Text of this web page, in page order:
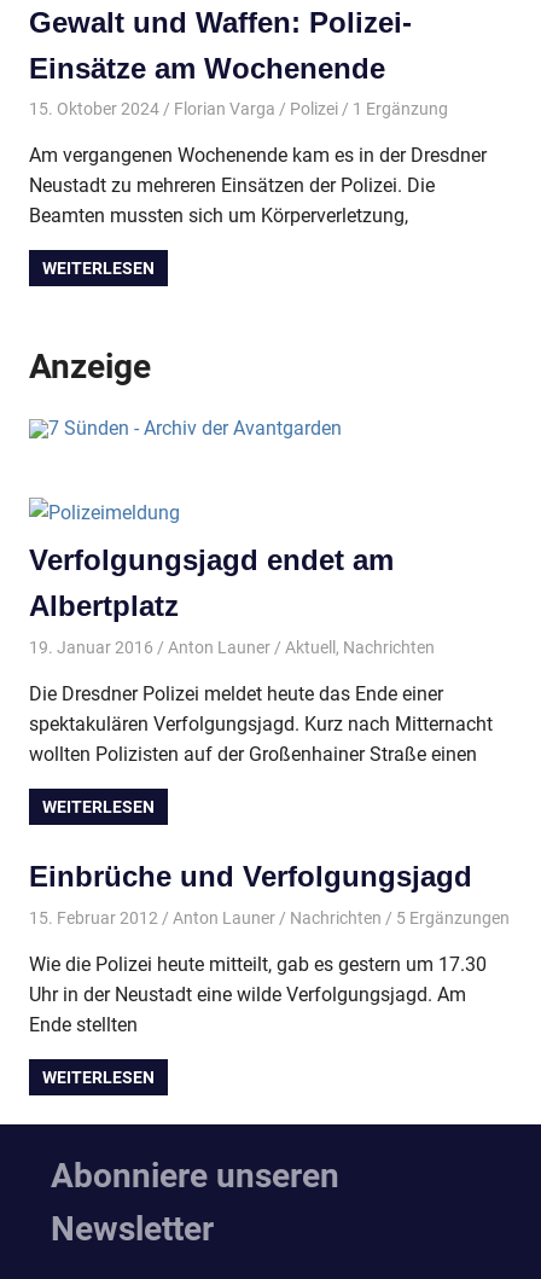
Gewalt und Waffen: Polizei-
Einsätze am Wochenende
15. Oktober 2024 Florian Varga Polizei/ 1 Ergänzung
Am vergangenen Wochenende kam es in der Dresdner
Neustadt zu mehreren Einsätzen der Polizei. Die
Beamten mussten sich um Körperverletzung,
WEITERLESEN
Anzeige
Verfolgungsjagd endet am
Albertplatz
19. Januar 2016 Anton Launer Aktuell , Nachrichten
Die Dresdner Polizei meldet heute das Ende einer
spektakulären Verfolgungsjagd. Kurz nach Mitternacht
wollten Polizisten auf der Großenhainer Straße einen
WEITERLESEN
Einbrüche und Verfolgungsjagd
15. Februar 2012 Anton Launer Nachrichten / 5 Ergänzungen
Wie die Polizei heute mitteilt, gab es gestern um 17.30
Uhr in der Neustadt eine wilde Verfolgungsjagd. Am
Ende stellten
WEITERLESEN
Abonniere unseren
Newsletter